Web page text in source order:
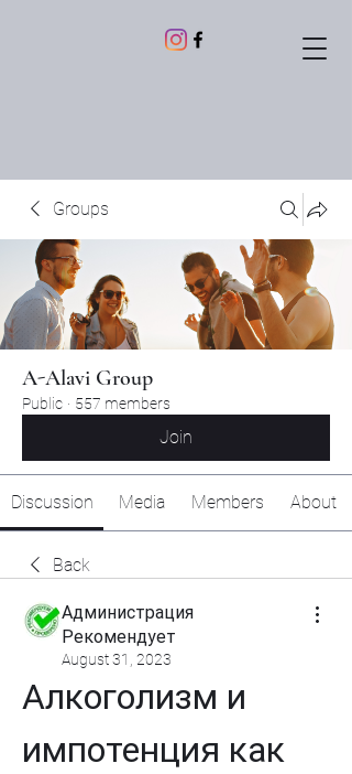
Groups
A-Alavi Group
Public · 557 members
Join
Discussion Media Members About
Back
Администрация
Рекомендует
August 31, 2023
Алкоголизм и
импотенция как